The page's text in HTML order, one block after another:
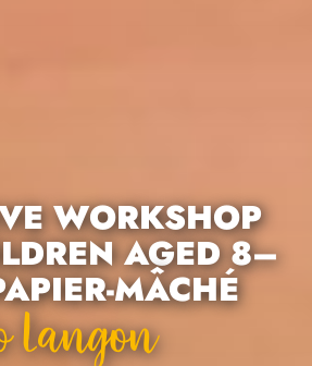
WORKSHOP
AGED 8–
MÂCHÉ
Langon